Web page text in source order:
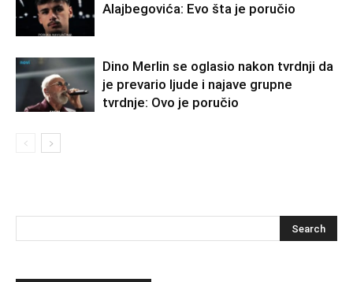
Alajbegovića: Evo šta je poručio
Dino Merlin se oglasio nakon tvrdnji da
je prevario ljude i najave grupne
tvrdnje: Ovo je poručio